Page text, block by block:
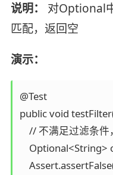
说明：
对Optional
匹配，返回空
演示：
@Test
public void
// 不满足过滤条
Optional<String>